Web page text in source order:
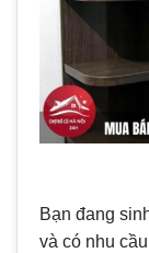
Bạn đang
và có nhu